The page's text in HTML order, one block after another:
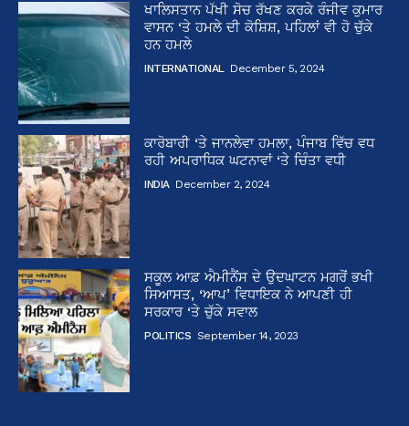
ਖਾਲਿਸਤਾਨ ਪੱਖੀ ਸੋਚ ਰੱਖਣ ਕਰਕੇ ਰੰਜੀਵ ਕੁਮਾਰ
ਵਾਸਨ ‘ਤੇ ਹਮਲੇ ਦੀ ਕੋਸ਼ਿਸ਼, ਪਹਿਲਾਂ ਵੀ ਹੋ ਚੁੱਕੇ
ਹਨ ਹਮਲੇ
INTERNATIONAL December 5, 2024
ਕਾਰੋਬਾਰੀ ‘ਤੇ ਜਾਨਲੇਵਾ ਹਮਲਾ, ਪੰਜਾਬ ਵਿੱਚ ਵਧ
ਰਹੀ ਅਪਰਾਧਿਕ ਘਟਨਾਵਾਂ ‘ਤੇ ਚਿੰਤਾ ਵਧੀ
INDIA December 2, 2024
ਸਕੂਲ ਆਫ਼ ਐਮੀਨੈਂਸ ਦੇ ਉਦਘਾਟਨ ਮਗਰੋਂ ਭਖੀ
ਸਿਆਸਤ, ‘ਆਪ’ ਵਿਧਾਇਕ ਨੇ ਆਪਣੀ ਹੀ
ਸਰਕਾਰ ‘ਤੇ ਚੁੱਕੇ ਸਵਾਲ
POLITICS September 14, 2023